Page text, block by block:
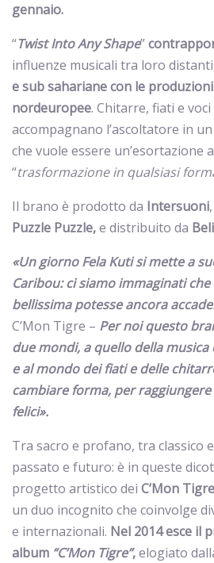
gennaio.
“Twist Into Any Shape”
influenze musicali tra loro
e sub sahariane con le
nordeuropee. Chitarre, fiati e
accompagnano l’ascoltatore in
che vuole essere un’esortazione
“trasformazione in qualsiasi
Il brano è prodotto da Intersuoni
Puzzle Puzzle,e distribuito da
«Un giorno Fela Kuti si mette a
Caribou: ci siamo immaginati
bellissima potesse ancora
C’Mon Tigre – Per noi questo
due mondi, a quello della
e al mondo dei fiati e delle
cambiare forma, per
felici».
Tra sacro e profano, tra classico
passato e futuro: è in queste
progetto artistico dei C’Mon
un duo incognito che coinvolge
e internazionali. Nel 2014 esce il
album “C’Mon Tigre”,elogiato